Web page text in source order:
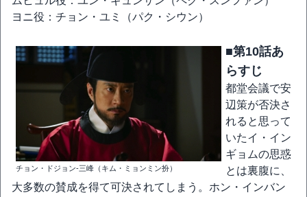
ヨニ役：チョン・ユミ（パク・シウン）
チョン・ドジョン-三峰（キム・ミョンミン扮）
■第10話あ
らすじ
都堂会議で安
辺策が否決さ
れると思って
いたイ・イン
ギョムの思惑
とは裏腹に、
大多数の賛成を得て可決されてしまう。ホン・インバン